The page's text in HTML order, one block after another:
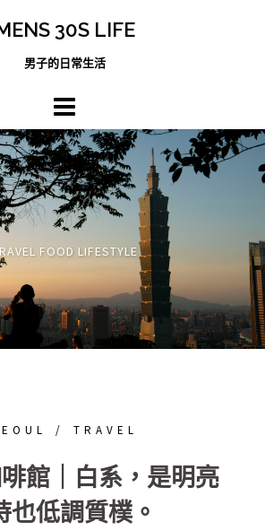
30S LIFE
男子的日常生活
FOOD LIFESTYLE
TRAVEL
館｜白系，是明亮
也低調質樸。